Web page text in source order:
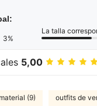
3%
La talla
5,00
(9) outfits de